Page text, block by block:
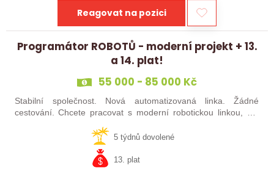
Reagovat na pozici
Programátor ROBOTŮ - moderní projekt + 13.
a 14. plat!
55 000 - 85 000 Kč
Stabilní společnost. Nová automatizovaná linka. Žádné
cestování. Chcete pracovat s moderní robotickou linkou, ale
šikovné absolventy…
5 týdnů dovolené
13. plat